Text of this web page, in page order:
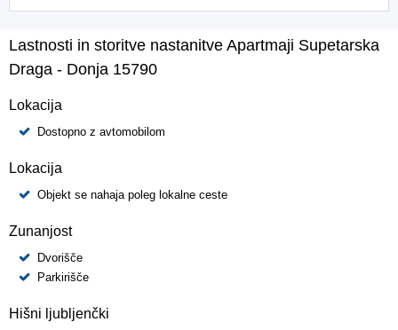
Lastnosti in storitve nastanitve Apartmaji Supetarska
Draga - Donja 15790
Lokacija
Dostopno z avtomobilom
Lokacija
Objekt se nahaja poleg lokalne ceste
Zunanjost
Dvorišče
Parkirišče
Hišni ljubljenčki